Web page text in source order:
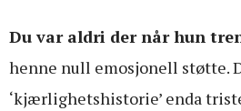
Du var aldri der når hun
henne null emosjonell støtte.
‘kjærlighetshistorie’ enda